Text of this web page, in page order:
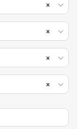
×
×
×
×